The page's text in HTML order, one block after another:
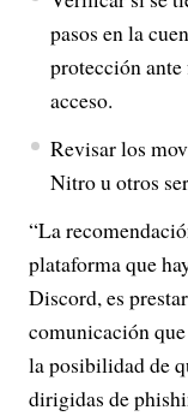
pasos en la
protección
acceso.
Revisar los
Nitro u otros
“La
plataforma que
Discord, es
comunicación
la posibilidad de
dirigidas de